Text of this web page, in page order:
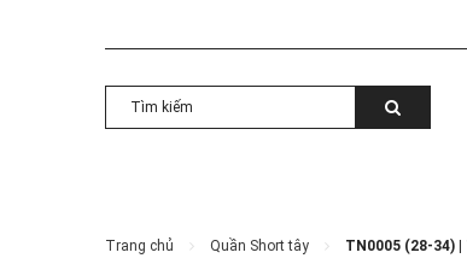
Trang chủ Quần Short tây TN0005 (28-34) |